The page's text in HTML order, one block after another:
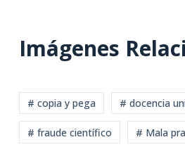
Imágenes
# copia y pega # docencia
# fraude científico # Mala